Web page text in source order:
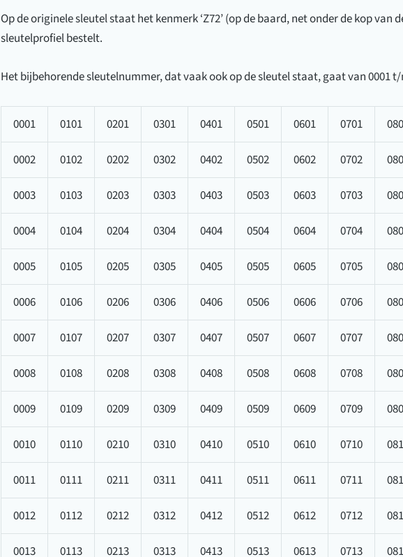
aantal
Op de originele sleutel staat het kenmerk ‘Z72’ (op de baard, net onder de kop van
sleutelprofiel bestelt.
Het bijbehorende sleutelnummer, dat vaak ook op de sleutel staat, gaat van 0001 t/
0001 0101 0201 0301 0401 0501 0601 0701
0002 0102 0202 0302 0402 0502 0602 0702
0003 0103 0203 0303 0403 0503 0603 0703
0004 0104 0204 0304 0404 0504 0604 0704
0005 0105 0205 0305 0405 0505 0605 0705
0006 0106 0206 0306 0406 0506 0606 0706
0007 0107 0207 0307 0407 0507 0607 0707
0008 0108 0208 0308 0408 0508 0608 0708
0009 0109 0209 0309 0409 0509 0609 0709
0010 0110 0210 0310 0410 0510 0610 0710
0011 0111 0211 0311 0411 0511 0611 0711
0012 0112 0212 0312 0412 0512 0612 0712
0013 0113 0213 0313 0413 0513 0613 0713